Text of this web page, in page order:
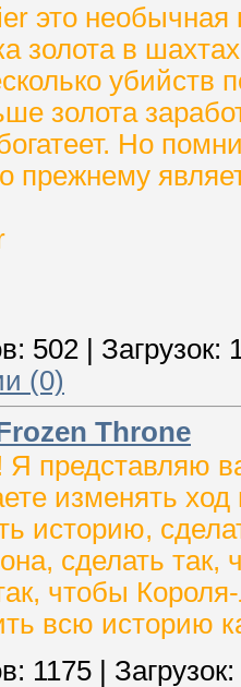
это необычная
золота в
убийств
золота
Но
прежнему
502 | Загрузок:
(0)
Throne
Я представляю
изменять
историю,
сделать так,
чтобы
всю историю
1175 Загрузок: